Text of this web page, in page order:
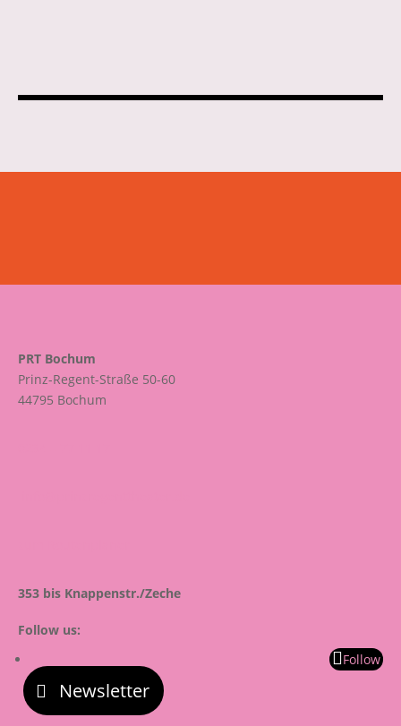
PRT Bochum
Prinz-Regent-Straße 50-60
44795 Bochum
353 bis Knappenstr./Zeche
Follow us:
Follow
Newsletter